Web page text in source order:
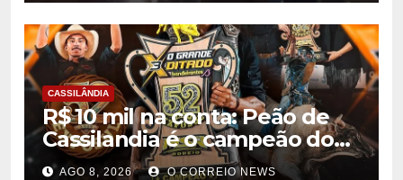
CASSILÂNDIA
R$ 10 mil na conta: Peão de
Cassilandia é o campeão do
desafio “O Grande Ditado
AGO 8, 2026 O CORREIO NEWS